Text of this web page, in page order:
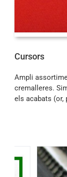
Cursors
Ampli
cremalleres.
els acabats (or,